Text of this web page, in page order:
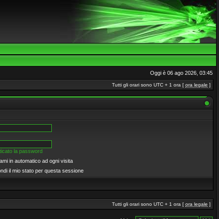
Oggi è 06 ago 2026, 03:45
Tutti gli orari sono UTC + 1 ora [ ora legale ]
la password
in automatico ad ogni visita
il mio stato per questa sessione
Tutti gli orari sono UTC + 1 ora [ ora legale ]